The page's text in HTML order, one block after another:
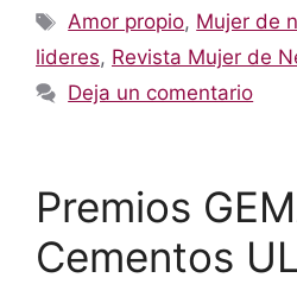
Etiquetas
Amor propio, Mujer de
lideres, Revista Mujer de
Deja un comentario
Premios
Cementos